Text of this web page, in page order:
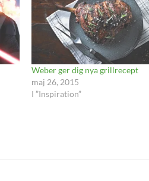
Weber ger dig nya grillrecept
maj 26, 2015
I ”Inspiration”